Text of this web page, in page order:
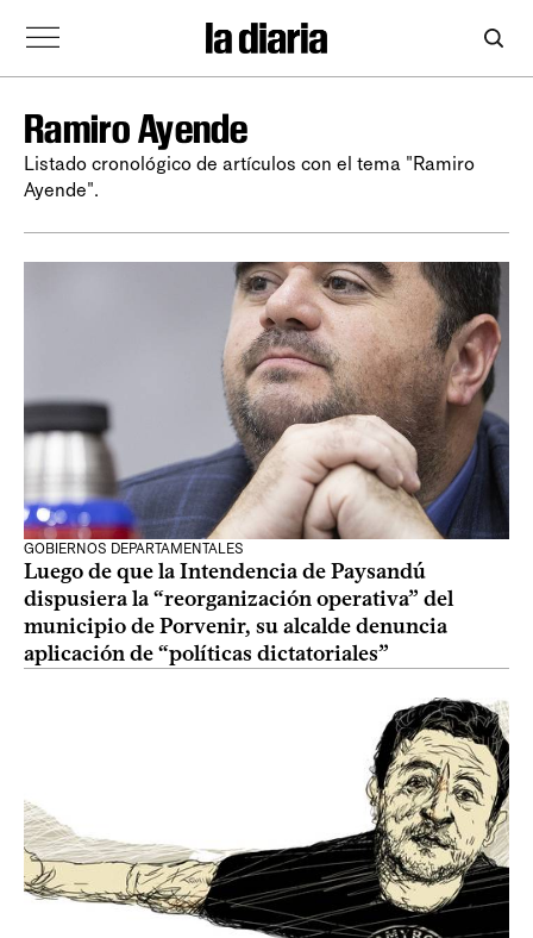
Ramiro Ayende
Listado cronológico de artículos con el tema "Ramiro
Ayende".
GOBIERNOS DEPARTAMENTALES
Luego de que la Intendencia de Paysandú
dispusiera la “reorganización operativa” del
municipio de Porvenir, su alcalde denuncia
aplicación de “políticas dictatoriales”